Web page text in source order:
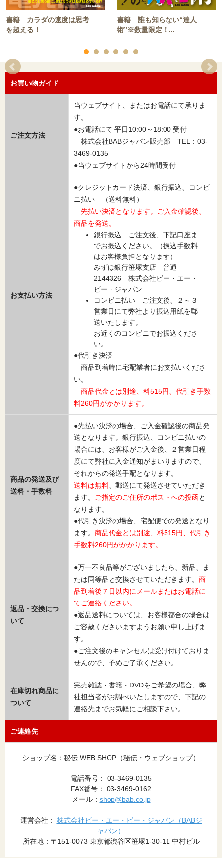
書籍 カラダの速度は思考
を超える！
書籍 誰も知らない“達人
術”※数量限定！...
お買い物ガイド
ご注文方法
当ウェブサイト、またはお電話にて承りま
す。
●お電話にて 平日10:00～18:00 受付
株式会社BABジャパン販売部 TEL：03-
3469-0135
●当ウェブサイトから24時間受付
お支払い方法
●クレジットカード決済、銀行振込、コンビ
ニ払い （送料無料）
先払い決済となります。ご入金確認後、
商品を発送。
銀行振込 ご注文後、下記口座ま
でお振込ください。（振込手数料
はお客様負担となります）
みずほ銀行笹塚支店 普通
2144326 株式会社ビー・エー・
ビー・ジャパン
コンビニ払い ご注文後、２～３
営業日にて弊社より振込用紙を郵
送いたします。
お近くのコンビニでお振込くださ
い。
●代引き決済
商品到着時に宅配業者にお支払いくださ
い。
商品代金とは別途、料515円、代引き手数
料260円がかかります。
商品の発送及び
送料・手数料
●先払い決済の場合、ご入金確認後の商品発
送となります。銀行振込、コンビニ払いの
場合には、お客様がご入金後、２営業日程
度にて弊社に入金通知がまいりますので、
それからの発送手配となります。
送料は無料 、郵送にて発送させていただき
ます。
ご指定のご住所のポストへの投函と
なります。
●代引き決済の場合、宅配便での発送となり
ます。 商品代金とは別途、料515円、代引き
手数料260円がかかります。
返品・交換につ
いて
●万一不良品等がございましたら、新品、ま
たは同等品と交換させていただきます。 商
品到着後７日以内にメールまたはお電話に
てご連絡ください。
●返品送料については、お客様都合の場合は
ご容赦くださいますようお願い申し上げま
す。
●ご注文後のキャンセルは受け付けておりま
せんので、予めご了承ください。
在庫切れ商品に
ついて
完売雑誌・書籍・DVDをご希望の場合、弊
社担当者がお調べいたしますので、下記の
連絡先までお気軽にご相談下さい。
ご連絡先
ショップ名：秘伝 WEB SHOP（秘伝・ウェブショップ）
電話番号： 03-3469-0135
FAX番号： 03-3469-0162
メール： shop@bab.co.jp
運営会社： 株式会社ビー・エー・ビー・ジャパン（BABジ
ャパン）
所在地：〒151-0073 東京都渋谷区笹塚1-30-11 中村ビル